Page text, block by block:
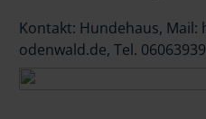
Kontakt: Hundehaus,
odenwald.de, Tel.